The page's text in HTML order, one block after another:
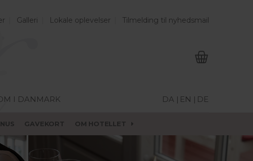
Galleri Lokale oplevelser Tilmelding til nyhedsmail
I DANMARK DA | EN | DE
GAVEKORT OM HOTELLET